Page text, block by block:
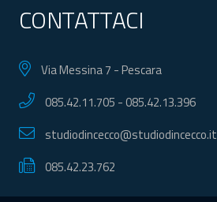
CONTATTACI
Via Messina 7 - Pescara
085.42.11.705 -085.42.13.396
studiodincecco@studiodincecco.it
085.42.23.762